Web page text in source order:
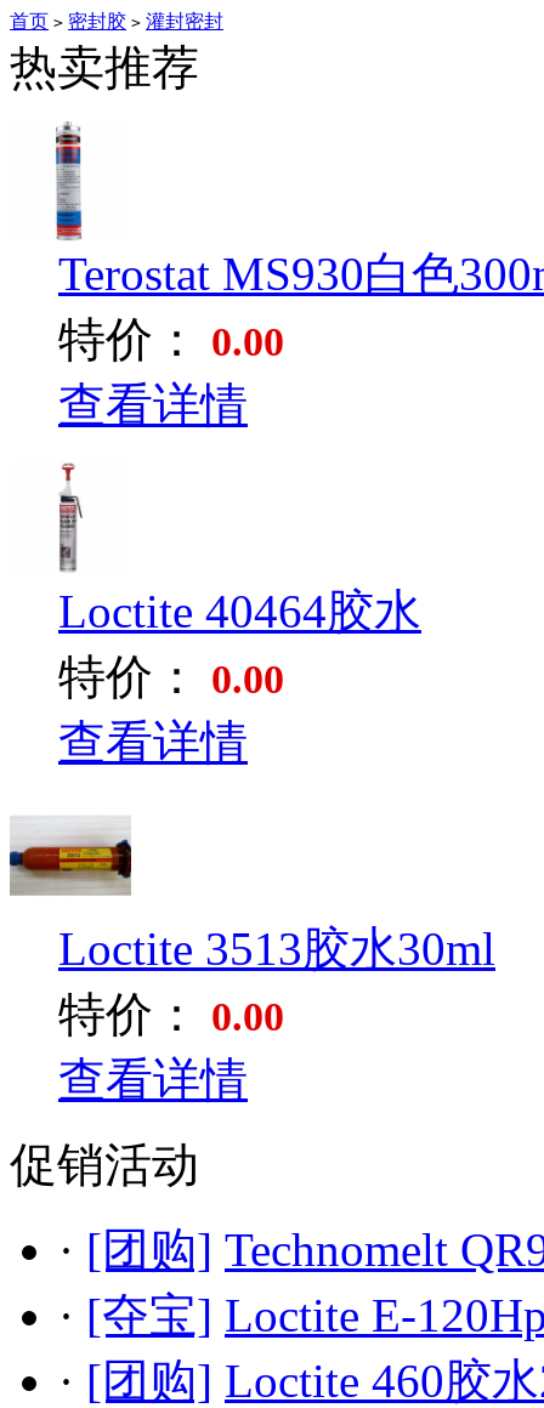
首页 > 密封胶 > 灌封密封
热卖推荐
Terostat MS930白色
特价：
0.00
查看详情
Loctite 40464胶水
特价：
0.00
查看详情
Loctite 3513胶水30ml
特价：
0.00
查看详情
促销活动
· [团购] Technomelt
· [夺宝] Loctite E-
· [团购] Loctite 460胶